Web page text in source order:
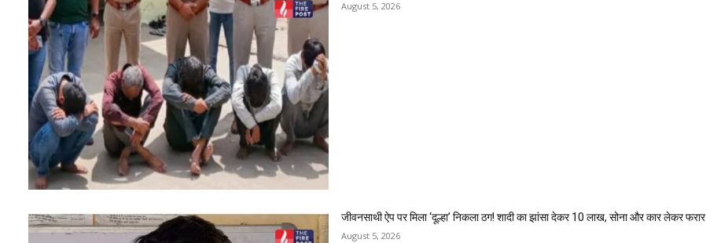
August 5, 2026
जीवनसाथी ऐप पर मिला ‘दूल्हा’ निकला ठग! शादी का झांसा देकर 10 लाख, सोना और कार लेकर फरार
August 5, 2026